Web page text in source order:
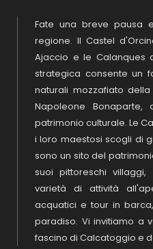
Fate una breve pausa
regione. Il Castel
Ajaccio e le Calanques
strategica consente un
naturali mozzafiato
Napoleone
patrimonio culturale. Le
i loro maestosi scogli di
sono un sito del
suoi pittoreschi
varietà di attività
acquatici e tour in
paradiso. Vi invitiamo a
fascino di Calcatoggio e